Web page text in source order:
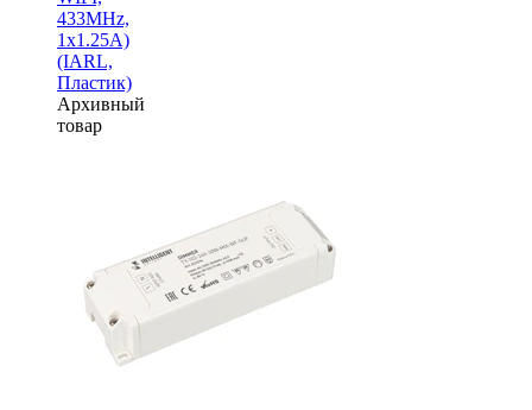
433MHz,
1х1.25A)
(IARL,
Пластик)
Архивный
товар